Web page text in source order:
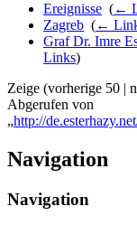
Ereignisse (←
Zagreb (←
Graf Dr. Imre
Links)
Zeige (vorherige 50 |
Abgerufen von
„http://
Navigation
Navigation